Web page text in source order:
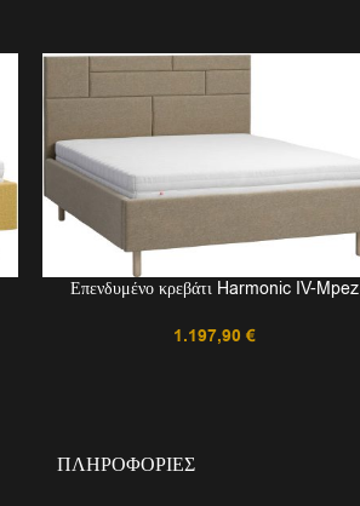
Επενδυμένο κρεβάτι Harmonic IV-Mpez
1.197,90€
ΠΛΗΡΟΦΟΡΊΕΣ